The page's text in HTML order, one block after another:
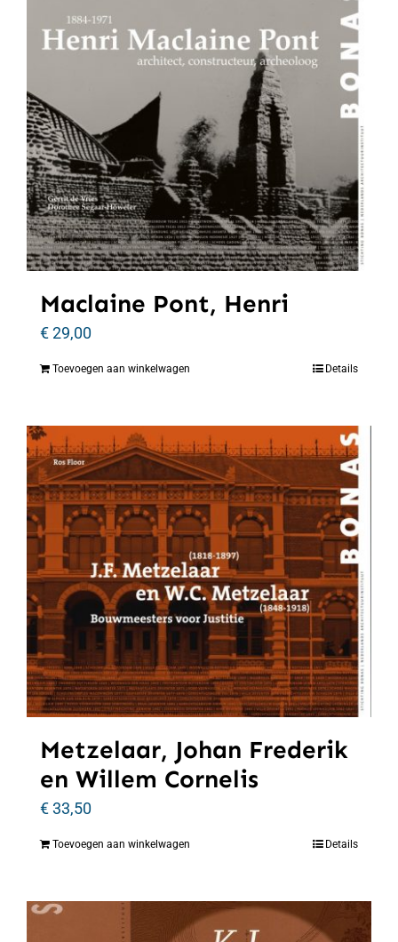
Maclaine Pont, Henri
€29,00
Toevoegen aan winkelwagen Details
Metzelaar, Johan Frederik
en Willem Cornelis
€33,50
Toevoegen aan winkelwagen Details